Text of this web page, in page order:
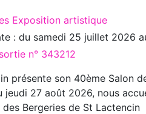
Exposition artistique
: du samedi 25 juillet 2026
n° 343212
présente son 40ème Salon
jeudi 27 août 2026, nous
des Bergeries de St Lactencin